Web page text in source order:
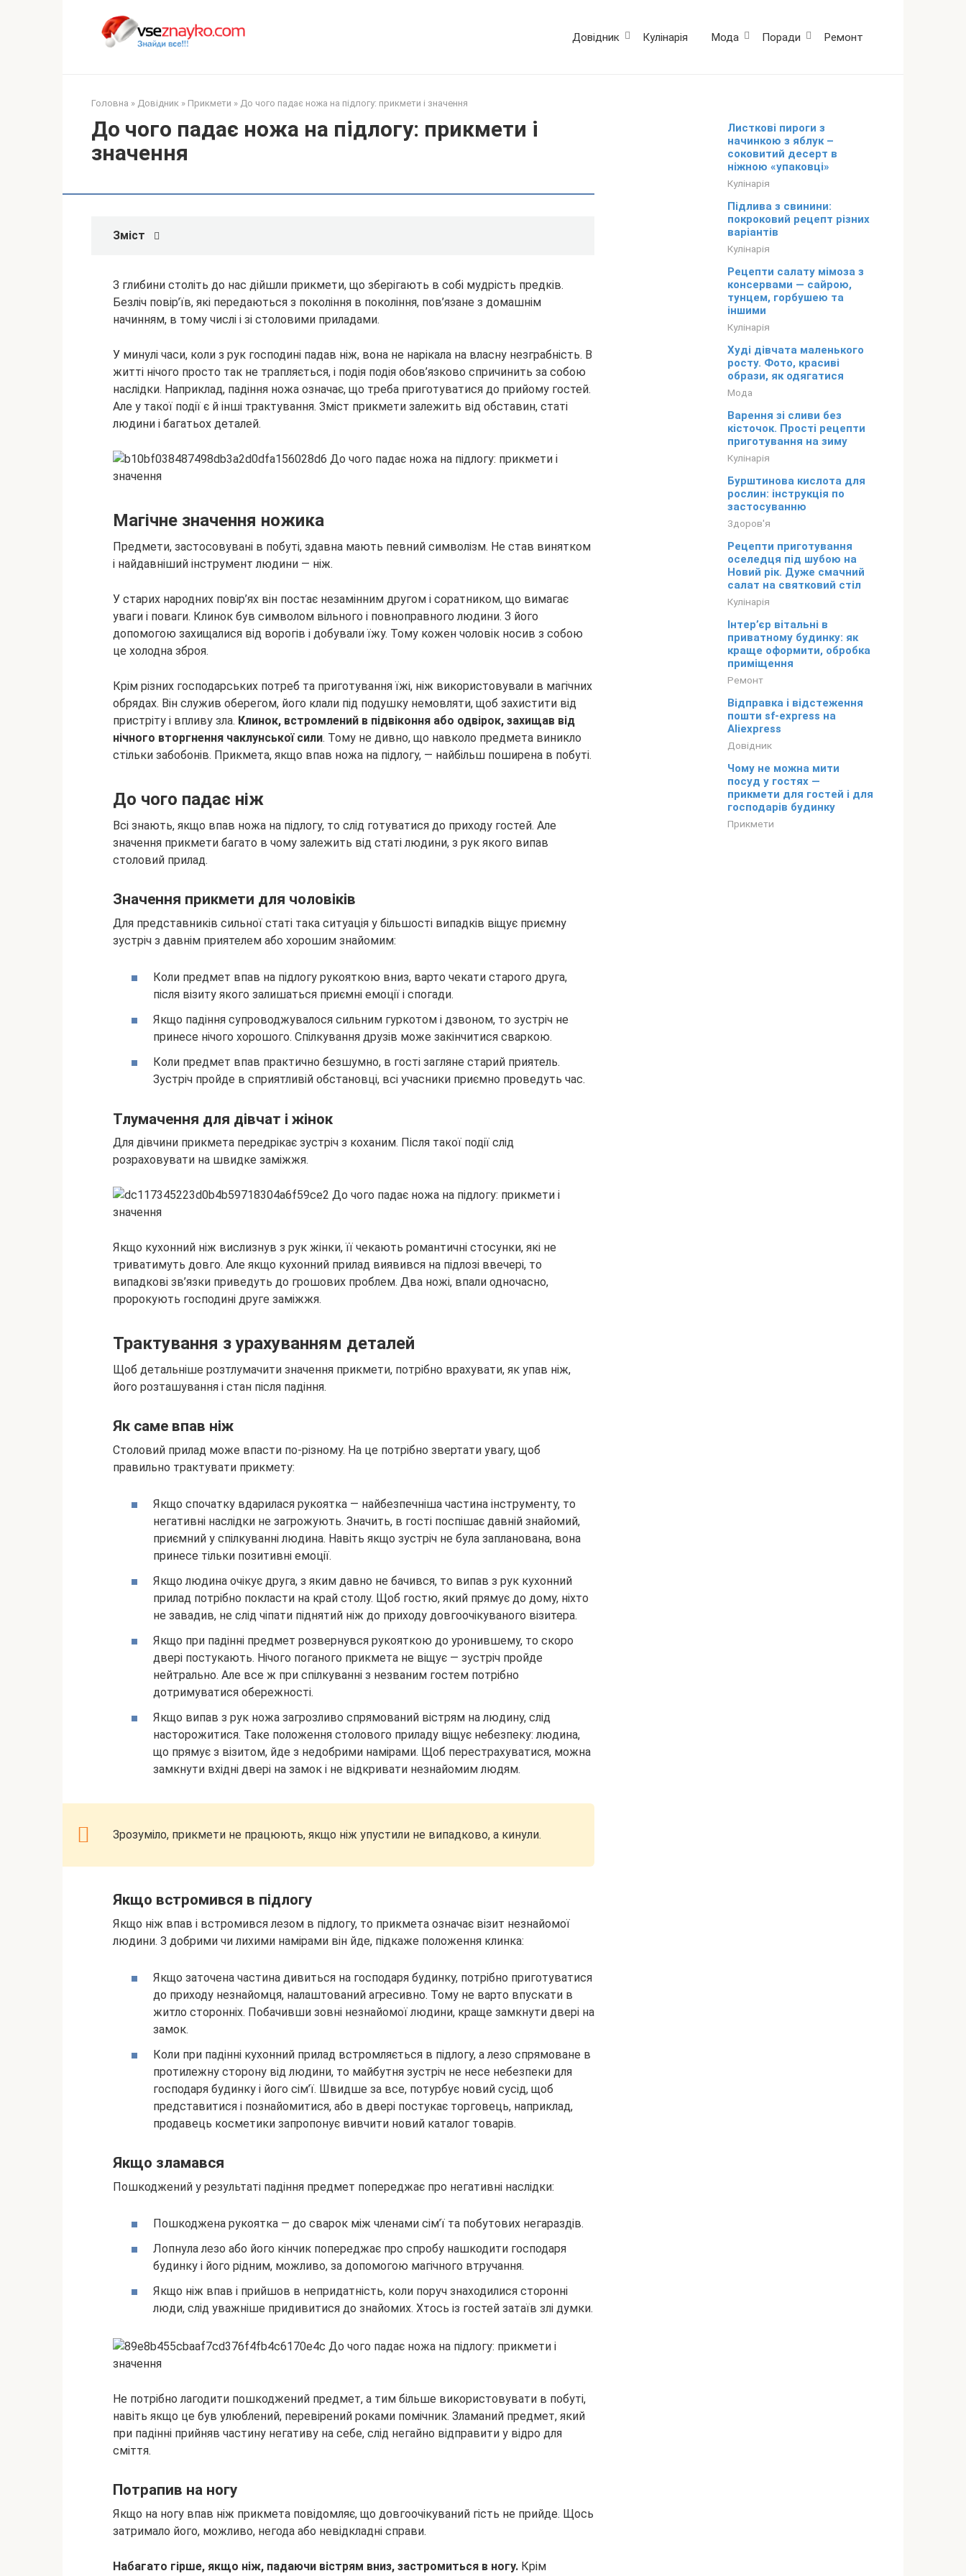
Довідник Кулінарія Мода Поради Ремонт
Головна » Довідник » Прикмети » До чого падає ножа на підлогу: прикмети і значення
До чого падає ножа на підлогу: прикмети і
значення
Зміст
З глибини століть до нас дійшли прикмети, що зберігають в собі мудрість предків.
Безліч повір’їв, які передаються з покоління в покоління, пов’язане з домашнім
начинням, в тому числі і зі столовими приладами.
У минулі часи, коли з рук господині падав ніж, вона не нарікала на власну незграбність. В
житті нічого просто так не трапляється, і подія подія обов’язково спричинить за собою
наслідки. Наприклад, падіння ножа означає, що треба приготуватися до прийому гостей.
Але у такої події є й інші трактування. Зміст прикмети залежить від обставин, статі
людини і багатьох деталей.
Магічне значення ножика
Предмети, застосовувані в побуті, здавна мають певний символізм. Не став винятком
і найдавніший інструмент людини — ніж.
У старих народних повір’ях він постає незамінним другом і соратником, що вимагає
уваги і поваги. Клинок був символом вільного і повноправного людини. З його
допомогою захищалися від ворогів і добували їжу. Тому кожен чоловік носив з собою
це холодна зброя.
Крім різних господарських потреб та приготування їжі, ніж використовували в магічних
обрядах. Він служив оберегом, його клали під подушку немовляти, щоб захистити від
пристріту і впливу зла. Клинок, встромлений в підвіконня або одвірок, захищав від
нічного вторгнення чаклунської сили. Тому не дивно, що навколо предмета виникло
стільки забобонів. Прикмета, якщо впав ножа на підлогу, — найбільш поширена в побуті.
До чого падає ніж
Всі знають, якщо впав ножа на підлогу, то слід готуватися до приходу гостей. Але
значення прикмети багато в чому залежить від статі людини, з рук якого випав
столовий прилад.
Значення прикмети для чоловіків
Для представників сильної статі така ситуація у більшості випадків віщує приємну
зустріч з давнім приятелем або хорошим знайомим:
Коли предмет впав на підлогу рукояткою вниз, варто чекати старого друга,
після візиту якого залишаться приємні емоції і спогади.
Якщо падіння супроводжувалося сильним гуркотом і дзвоном, то зустріч не
принесе нічого хорошого. Спілкування друзів може закінчитися сваркою.
Коли предмет впав практично безшумно, в гості загляне старий приятель.
Зустріч пройде в сприятливій обстановці, всі учасники приємно проведуть час.
Тлумачення для дівчат і жінок
Для дівчини прикмета передрікає зустріч з коханим. Після такої події слід
розраховувати на швидке заміжжя.
Якщо кухонний ніж вислизнув з рук жінки, її чекають романтичні стосунки, які не
триватимуть довго. Але якщо кухонний прилад виявився на підлозі ввечері, то
випадкові зв’язки приведуть до грошових проблем. Два ножі, впали одночасно,
пророкують господині друге заміжжя.
Трактування з урахуванням деталей
Щоб детальніше розтлумачити значення прикмети, потрібно врахувати, як упав ніж,
його розташування і стан після падіння.
Як саме впав ніж
Столовий прилад може впасти по-різному. На це потрібно звертати увагу, щоб
правильно трактувати прикмету:
Якщо спочатку вдарилася рукоятка — найбезпечніша частина інструменту, то
негативні наслідки не загрожують. Значить, в гості поспішає давній знайомий,
приємний у спілкуванні людина. Навіть якщо зустріч не була запланована, вона
принесе тільки позитивні емоції.
Якщо людина очікує друга, з яким давно не бачився, то випав з рук кухонний
прилад потрібно покласти на край столу. Щоб гостю, який прямує до дому, ніхто
не завадив, не слід чіпати піднятий ніж до приходу довгоочікуваного візитера.
Якщо при падінні предмет розвернувся рукояткою до уронившему, то скоро
двері постукають. Нічого поганого прикмета не віщує — зустріч пройде
нейтрально. Але все ж при спілкуванні з незваним гостем потрібно
дотримуватися обережності.
Якщо випав з рук ножа загрозливо спрямований вістрям на людину, слід
насторожитися. Таке положення столового приладу віщує небезпеку: людина,
що прямує з візитом, йде з недобрими намірами. Щоб перестрахуватися, можна
замкнути вхідні двері на замок і не відкривати незнайомим людям.
Зрозуміло, прикмети не працюють, якщо ніж упустили не випадково, а кинули.
Якщо встромився в підлогу
Якщо ніж впав і встромився лезом в підлогу, то прикмета означає візит незнайомої
людини. З добрими чи лихими намірами він йде, підкаже положення клинка:
Якщо заточена частина дивиться на господаря будинку, потрібно приготуватися
до приходу незнайомця, налаштований агресивно. Тому не варто впускати в
житло сторонніх. Побачивши зовні незнайомої людини, краще замкнути двері на
замок.
Коли при падінні кухонний прилад встромляється в підлогу, а лезо спрямоване в
протилежну сторону від людини, то майбутня зустріч не несе небезпеки для
господаря будинку і його сім’ї. Швидше за все, потурбує новий сусід, щоб
представитися і познайомитися, або в двері постукає торговець, наприклад,
продавець косметики запропонує вивчити новий каталог товарів.
Якщо зламався
Пошкоджений у результаті падіння предмет попереджає про негативні наслідки:
Пошкоджена рукоятка — до сварок між членами сім’ї та побутових негараздів.
Лопнула лезо або його кінчик попереджає про спробу нашкодити господаря
будинку і його рідним, можливо, за допомогою магічного втручання.
Якщо ніж впав і прийшов в непридатність, коли поруч знаходилися сторонні
люди, слід уважніше придивитися до знайомих. Хтось із гостей затаїв злі думки.
Не потрібно лагодити пошкоджений предмет, а тим більше використовувати в побуті,
навіть якщо це був улюблений, перевірений роками помічник. Зламаний предмет, який
при падінні прийняв частину негативу на себе, слід негайно відправити у відро для
сміття.
Потрапив на ногу
Якщо на ногу впав ніж прикмета повідомляє, що довгоочікуваний гість не прийде. Щось
затримало його, можливо, негода або невідкладні справи.
Набагато гірше, якщо ніж, падаючи вістрям вниз, застромиться в ногу. Крім
Листкові пироги з
начинкою з яблук –
соковитий десерт в
ніжною «упаковці»
Кулінарія
Підлива з свинини:
покроковий рецепт різних
варіантів
Кулінарія
Рецепти салату мімоза з
консервами — сайрою,
тунцем, горбушею та
іншими
Кулінарія
Худі дівчата маленького
росту. Фото, красиві
образи, як одягатися
Мода
Варення зі сливи без
кісточок. Прості рецепти
приготування на зиму
Кулінарія
Бурштинова кислота для
рослин: інструкція по
застосуванню
Здоров'я
Рецепти приготування
оселедця під шубою на
Новий рік. Дуже смачний
салат на святковий стіл
Кулінарія
Інтер’єр вітальні в
приватному будинку: як
краще оформити, обробка
приміщення
Ремонт
Відправка і відстеження
пошти sf-express на
Aliexpress
Довідник
Чому не можна мити
посуд у гостях —
прикмети для гостей і для
господарів будинку
Прикмети